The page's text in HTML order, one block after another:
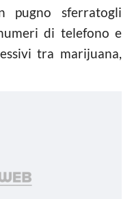
sferratogli
di telefono e
tra marijuana,